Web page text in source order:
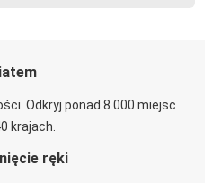
Odkryj ponad 8 000 miejsc
krajach.
ręki